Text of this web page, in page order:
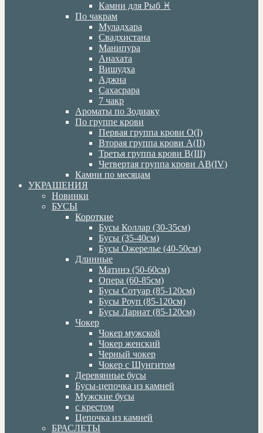
Камни для Рыб ♓️
По чакрам
Муладхара
Свадхистана
Манипура
Анахата
Вишудха
Аджна
Сахасрара
7 чакр
Ароматы по Зодиаку
По группе крови
Первая группа крови О(I)
Вторая группа крови А(II)
Третья группа крови В(III)
Четвертая группа крови АВ(IV)
Камни по месяцам
УКРАШЕНИЯ
Новинки
БУСЫ
Короткие
Бусы Коллар (30-35см)
Бусы (35-40см)
Бусы Ожерелье (40-50см)
Длинные
Матинэ (50-60см)
Опера (60-85см)
Бусы Сотуар (85-120см)
Бусы Роуп (85-120см)
Бусы Лариат (85-120см)
Чокер
Чокер мужской
Чокер женский
Черный чокер
Чокер с Шунгитом
Деревянные бусы
Бусы-цепочка из камней
Мужские бусы
с крестом
Цепочка из камней
БРАСЛЕТЫ